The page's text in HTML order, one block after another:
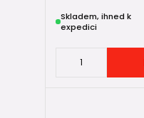
Skladem, ihned k
expedici